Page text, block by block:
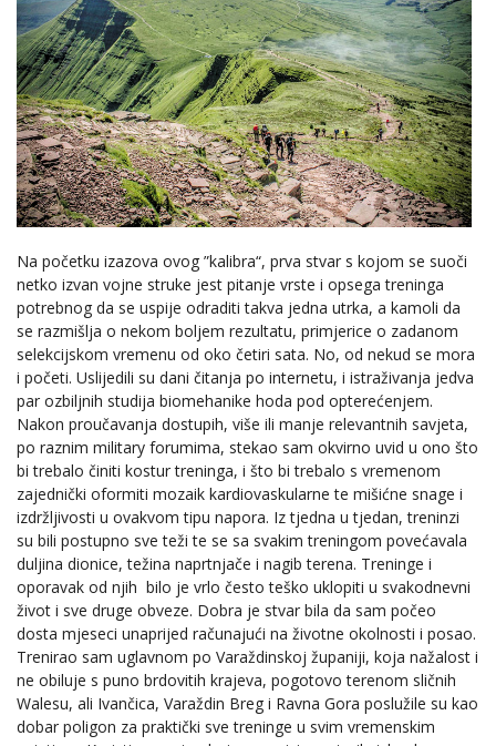
Na početku izazova ovog ”kalibra“, prva stvar s kojom se suoči
netko izvan vojne struke jest pitanje vrste i opsega treninga
potrebnog da se uspije odraditi takva jedna utrka, a kamoli da
se razmišlja o nekom boljem rezultatu, primjerice o zadanom
selekcijskom vremenu od oko četiri sata. No, od nekud se mora
i početi. Uslijedili su dani čitanja po internetu, i istraživanja jedva
par ozbiljnih studija biomehanike hoda pod opterećenjem.
Nakon proučavanja dostupih, više ili manje relevantnih savjeta,
po raznim military forumima, stekao sam okvirno uvid u ono što
bi trebalo činiti kostur treninga, i što bi trebalo s vremenom
zajednički oformiti mozaik kardiovaskularne te mišićne snage i
izdržljivosti u ovakvom tipu napora. Iz tjedna u tjedan, treninzi
su bili postupno sve teži te se sa svakim treningom povećavala
duljina dionice, težina naprtnjače i nagib terena. Treninge i
oporavak od njih bilo je vrlo često teško uklopiti u svakodnevni
život i sve druge obveze. Dobra je stvar bila da sam počeo
dosta mjeseci unaprijed računajući na životne okolnosti i posao.
Trenirao sam uglavnom po Varaždinskoj županiji, koja nažalost i
ne obiluje s puno brdovitih krajeva, pogotovo terenom sličnih
Walesu, ali Ivančica, Varaždin Breg i Ravna Gora poslužile su kao
dobar poligon za praktički sve treninge u svim vremenskim